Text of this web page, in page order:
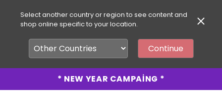
Select another country or region to see content and
shop online specific to your location.
Continue
* NEW YEAR CAMPAİNG *